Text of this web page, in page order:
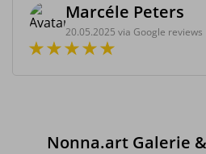
Marcéle Peters
20.05.2025 via Google reviews
Nonna.art Galerie